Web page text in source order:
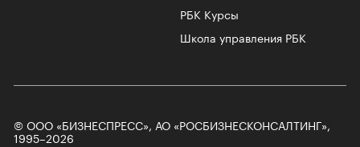
РБК Курсы
Школа управления РБК
© ООО «БИЗНЕСПРЕСС», АО «РОСБИЗНЕСКОНСАЛТИНГ»,
1995–2026